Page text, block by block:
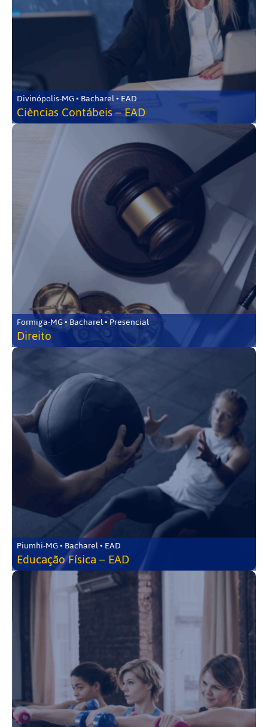
Divinópolis-MG • Bacharel • EAD
Ciências Contábeis – EAD
Formiga-MG • Bacharel • Presencial
Direito
Piumhi-MG • Bacharel • EAD
Educação Física – EAD